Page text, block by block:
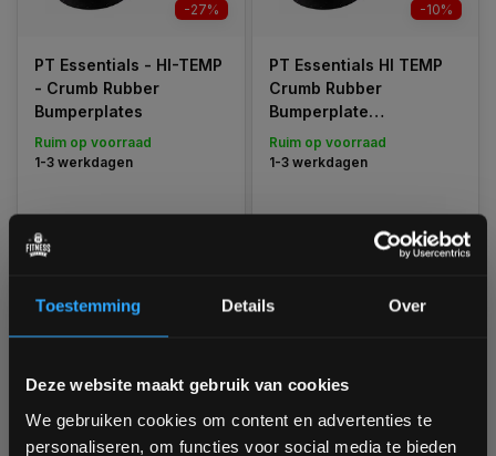
Toestemming Details Over
Deze website maakt gebruik van cookies
We gebruiken cookies om content en advertenties te
personaliseren, om functies voor social media te bieden
-27%
PT Essentials - HI-TEMP
- Crumb Rubber
Bumperplates
Ruim op voorraad
1-3 werkdagen
€32,95
€23,99
-10%
PT Essentials HI TEMP
Crumb Rubber
Bumperplate
voordeelsets 150, 300
of 450 kg
Ruim op voorraad
1-3 werkdagen
1
Bam! 5% korting op je volgende